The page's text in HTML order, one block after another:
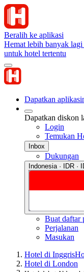
Beralih ke aplikasi
Hemat lebih banyak
untuk hotel tertentu
Dapatkan
Dapatkan diskon
Login
Temukan
Inbox
Dukungan
Indonesia · IDR ·
Buat daftar
Perjalanan
Masukan
Hotel di Inggris
Hotel di London